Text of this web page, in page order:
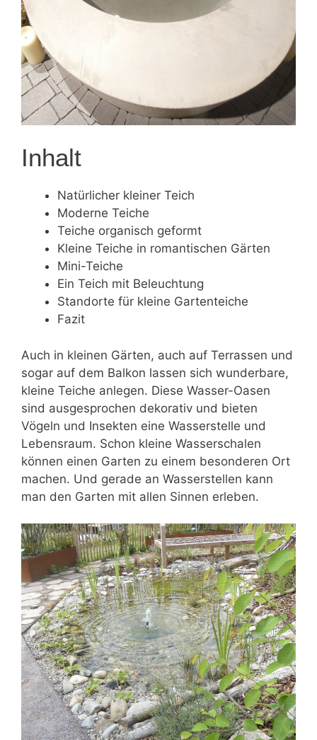
Inhalt
Natürlicher kleiner Teich
Moderne Teiche
Teiche organisch geformt
Kleine Teiche in romantischen Gärten
Mini-Teiche
Ein Teich mit Beleuchtung
Standorte für kleine Gartenteiche
Fazit
Auch in kleinen Gärten, auch auf Terrassen und
sogar auf dem Balkon lassen sich wunderbare,
kleine Teiche anlegen. Diese Wasser-Oasen
sind ausgesprochen dekorativ und bieten
Vögeln und Insekten eine Wasserstelle und
Lebensraum. Schon kleine Wasserschalen
können einen Garten zu einem besonderen Ort
machen. Und gerade an Wasserstellen kann
man den Garten mit allen Sinnen erleben.